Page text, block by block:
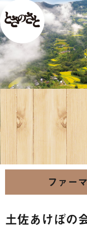
ファー
土佐あけぼの